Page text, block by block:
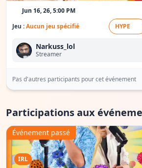
Jun 16, 26, 5:00 PM
Jeu :Aucun jeu spécifié HYPE
Narkuss_lol
Streamer
Pas d'autres participants pour cet événement
Participations aux
IRL
Événement passé